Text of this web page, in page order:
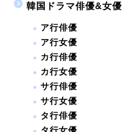
韓国ドラマ俳優&女優
ア行俳優
ア行女優
カ行俳優
カ行女優
サ行俳優
サ行女優
タ行俳優